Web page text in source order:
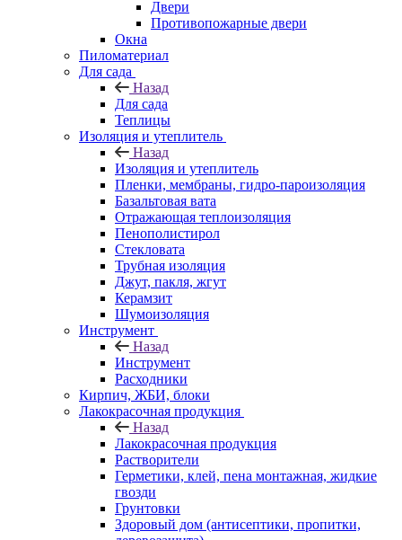
Двери
Противопожарные двери
Окна
Пиломатериал
Для сада
Назад
Для сада
Теплицы
Изоляция и утеплитель
Назад
Изоляция и утеплитель
Пленки, мембраны, гидро-пароизоляция
Базальтовая вата
Отражающая теплоизоляция
Пенополистирол
Стекловата
Трубная изоляция
Джут, пакля, жгут
Керамзит
Шумоизоляция
Инструмент
Назад
Инструмент
Расходники
Кирпич, ЖБИ, блоки
Лакокрасочная продукция
Назад
Лакокрасочная продукция
Растворители
Герметики, клей, пена монтажная, жидкие
гвозди
Грунтовки
Здоровый дом (антисептики, пропитки,